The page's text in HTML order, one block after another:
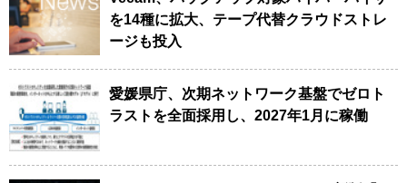
を14種に拡大、テープ代替クラウドストレ
ージも投入
愛媛県庁、次期ネットワーク基盤でゼロト
ラストを全面採用し、2027年1月に稼働